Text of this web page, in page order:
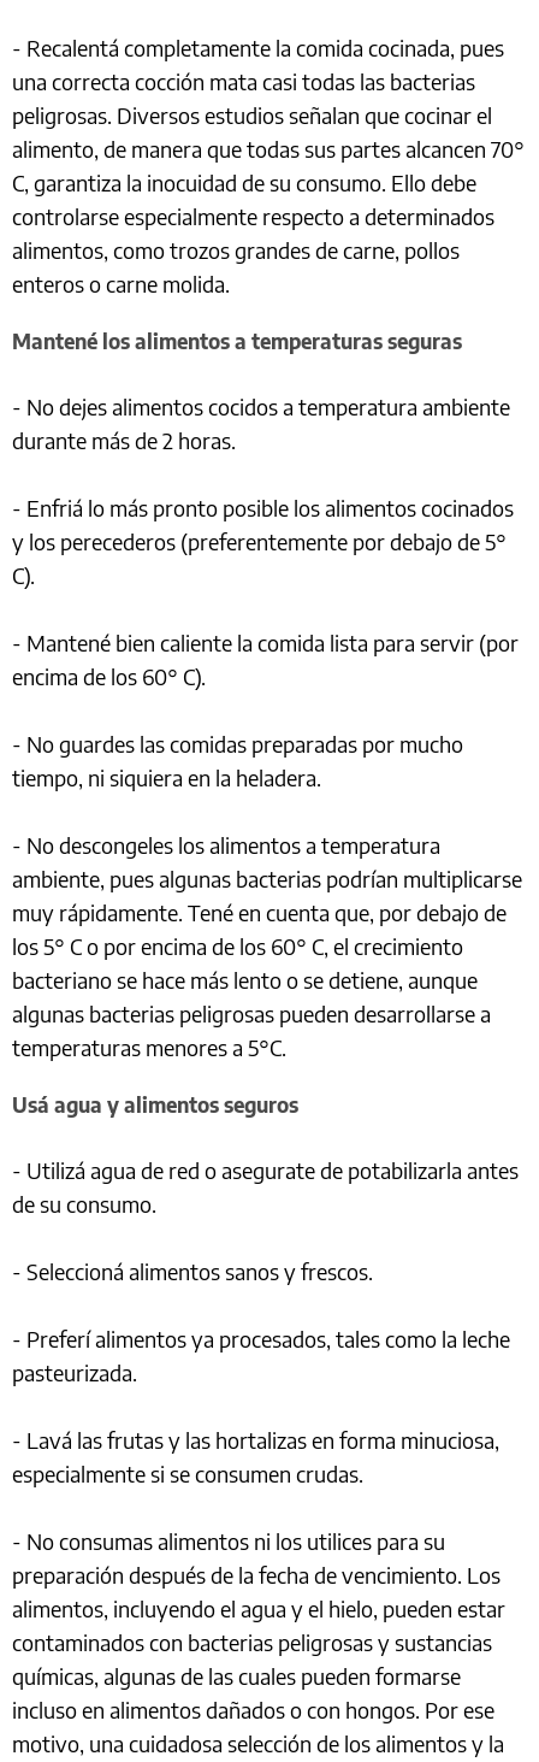
- Recalentá completamente la comida cocinada, pues
una correcta cocción mata casi todas las bacterias
peligrosas. Diversos estudios señalan que cocinar el
alimento, de manera que todas sus partes alcancen 70°
C, garantiza la inocuidad de su consumo. Ello debe
controlarse especialmente respecto a determinados
alimentos, como trozos grandes de carne, pollos
enteros o carne molida.
Mantené los alimentos a temperaturas seguras
- No dejes alimentos cocidos a temperatura ambiente
durante más de 2 horas.
- Enfriá lo más pronto posible los alimentos cocinados
y los perecederos (preferentemente por debajo de 5°
C).
- Mantené bien caliente la comida lista para servir (por
encima de los 60° C).
- No guardes las comidas preparadas por mucho
tiempo, ni siquiera en la heladera.
- No descongeles los alimentos a temperatura
ambiente, pues algunas bacterias podrían multiplicarse
muy rápidamente. Tené en cuenta que, por debajo de
los 5° C o por encima de los 60° C, el crecimiento
bacteriano se hace más lento o se detiene, aunque
algunas bacterias peligrosas pueden desarrollarse a
temperaturas menores a 5°C.
Usá agua y alimentos seguros
- Utilizá agua de red o asegurate de potabilizarla antes
de su consumo.
- Seleccioná alimentos sanos y frescos.
- Preferí alimentos ya procesados, tales como la leche
pasteurizada.
- Lavá las frutas y las hortalizas en forma minuciosa,
especialmente si se consumen crudas.
- No consumas alimentos ni los utilices para su
preparación después de la fecha de vencimiento. Los
alimentos, incluyendo el agua y el hielo, pueden estar
contaminados con bacterias peligrosas y sustancias
químicas, algunas de las cuales pueden formarse
incluso en alimentos dañados o con hongos. Por ese
motivo, una cuidadosa selección de los alimentos y la